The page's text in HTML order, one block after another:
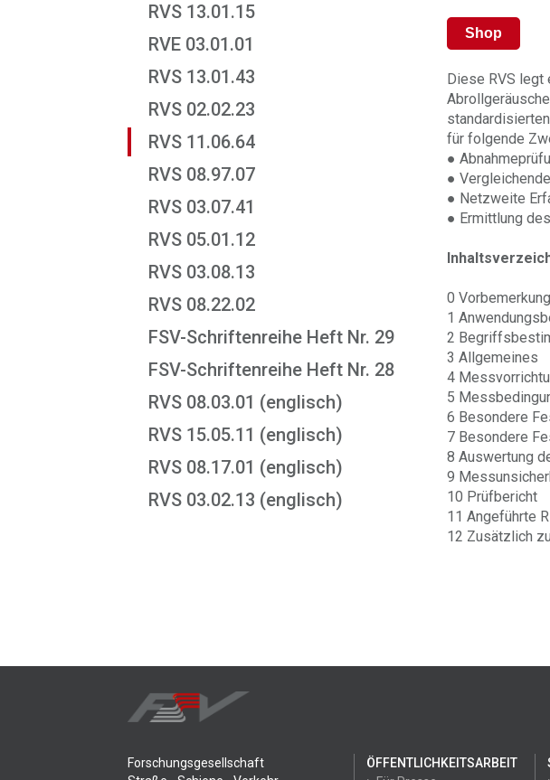
RVS 13.01.15
RVE 03.01.01
RVS 13.01.43
RVS 02.02.23
RVS 11.06.64
RVS 08.97.07
RVS 03.07.41
RVS 05.01.12
RVS 03.08.13
RVS 08.22.02
FSV-Schriftenreihe Heft Nr. 29
FSV-Schriftenreihe Heft Nr. 28
RVS 08.03.01 (englisch)
RVS 15.05.11 (englisch)
RVS 08.17.01 (englisch)
RVS 03.02.13 (englisch)
Shop
Diese RVS legt
für folgende
●
●
● Netzweite
● Ermittlung
0 Vorbemerkung
1
2
3 Allgemeines
4
5
6 Besondere
7 Besondere
8 Auswertung
9
10 Prüfbericht
11 Angeführte
12 Zusätzlich
Forschungsgesellschaft
ÖFFENTLICHKEITSARBEIT